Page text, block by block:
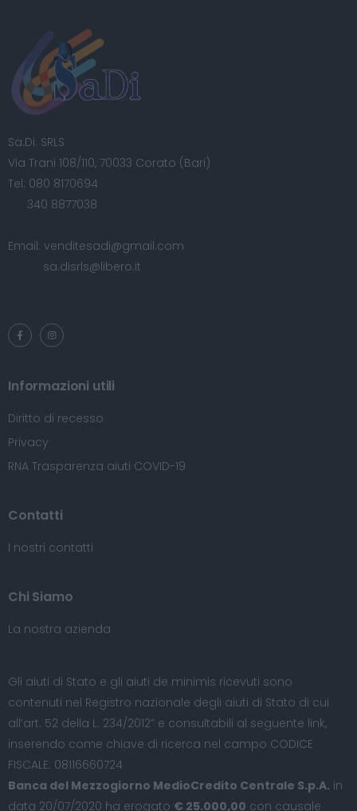
Sa.Di. SRLS
Via Trani 108/110, 70033 Corato (Bari)
Tel: 080 8170694
340 8877038
Email: venditesadi@gmail.com
sa.disrls@libero.it
Informazioni utili
Diritto di recesso
Privacy
RNA Trasparenza aiuti COVID-19
Contatti
I nostri contatti
Chi Siamo
La nostra azienda
Gli aiuti di Stato e gli aiuti de minimis ricevuti sono
contenuti nel Registro nazionale degli aiuti di Stato di cui
all’art. 52 della L. 234/2012” e consultabili al seguente link,
inserendo come chiave di ricerca nel campo CODICE
FISCALE: 08116660724
Banca del Mezzogiorno MedioCredito Centrale S.p.A. in
data 20/07/2020 ha erogato € 25.000,00 con causale